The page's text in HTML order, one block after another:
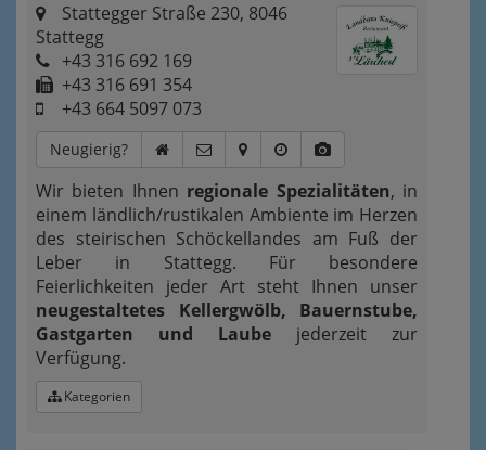
Stattegger Straße 230, 8046
Stattegg
+43 316 692 169
+43 316 691 354
+43 664 5097 073
Neugierig?
Wir bieten Ihnen regionale Spezialitäten, in
einem ländlich/rustikalen Ambiente im Herzen
des steirischen Schöckellandes am Fuß der
Leber in Stattegg. Für besondere
Feierlichkeiten jeder Art steht Ihnen unser
neugestaltetes Kellergwölb, Bauernstube,
Gastgarten und Laube jederzeit zur
Verfügung.
Kategorien